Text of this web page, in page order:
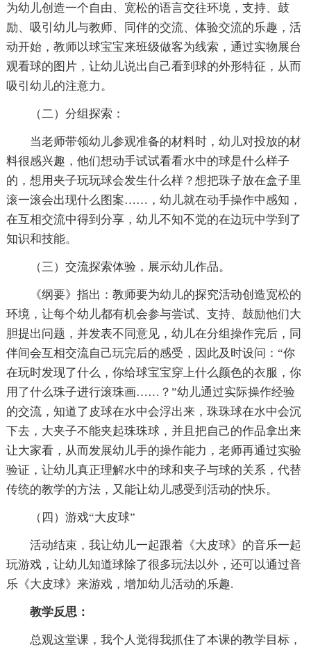
为幼儿创造一个自由、宽松的语言交往环境，支持、鼓
励、吸引幼儿与教师、同伴的交流、体验交流的乐趣，活
动开始，教师以球宝宝来班级做客为线索，通过实物展台
观看球的图片，让幼儿说出自己看到球的外形特征，从而
吸引幼儿的注意力。
（二）分组探索：
当老师带领幼儿参观准备的材料时，幼儿对投放的材
料很感兴趣，他们想动手试试看看水中的球是什么样子
的，想用夹子玩玩球会发生什么样？想把珠子放在盒子里
滚一滚会出现什么图案……，幼儿就在动手操作中感知，
在互相交流中得到分享，幼儿不知不觉的在边玩中学到了
知识和技能。
（三）交流探索体验，展示幼儿作品。
《纲要》指出：教师要为幼儿的探究活动创造宽松的
环境，让每个幼儿都有机会参与尝试、支持、鼓励他们大
胆提出问题，并发表不同意见，幼儿在分组操作完后，同
伴间会互相交流自己玩完后的感受，因此及时设问：“你
在玩时发现了什么，你给球宝宝穿上什么颜色的衣服，你
用了什么珠子进行滚珠画……？”幼儿通过实际操作经验
的交流，知道了皮球在水中会浮出来，珠珠球在水中会沉
下去，大夹子不能夹起珠珠球，并且把自己的作品拿出来
让大家看，从而发展幼儿手的操作能力，老师再通过实验
验证，让幼儿真正理解水中的球和夹子与球的关系，代替
传统的教学的方法，又能让幼儿感受到活动的快乐。
（四）游戏“大皮球”
活动结束，我让幼儿一起跟着《大皮球》的音乐一起
玩游戏，让幼儿知道球除了很多玩法以外，还可以通过音
乐《大皮球》来游戏，增加幼儿活动的乐趣.
教学反思：
总观这堂课，我个人觉得我抓住了本课的教学目标，